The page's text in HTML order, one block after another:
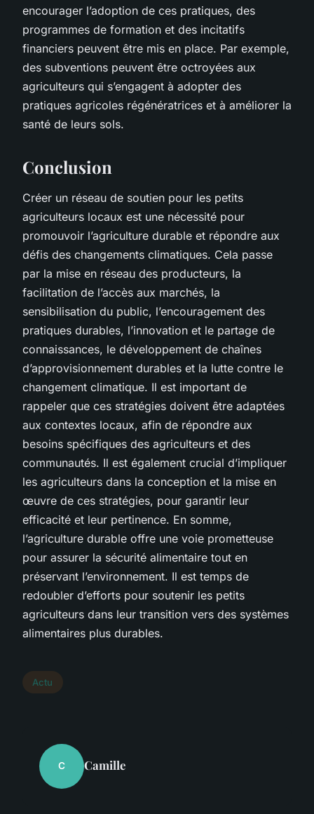
encourager l’adoption de ces pratiques, des
programmes de formation et des incitatifs
financiers peuvent être mis en place. Par exemple,
des subventions peuvent être octroyées aux
agriculteurs qui s’engagent à adopter des
pratiques agricoles régénératrices et à améliorer la
santé de leurs sols.
Conclusion
Créer un réseau de soutien pour les petits
agriculteurs locaux est une nécessité pour
promouvoir l’agriculture durable et répondre aux
défis des changements climatiques. Cela passe
par la mise en réseau des producteurs, la
facilitation de l’accès aux marchés, la
sensibilisation du public, l’encouragement des
pratiques durables, l’innovation et le partage de
connaissances, le développement de chaînes
d’approvisionnement durables et la lutte contre le
changement climatique. Il est important de
rappeler que ces stratégies doivent être adaptées
aux contextes locaux, afin de répondre aux
besoins spécifiques des agriculteurs et des
communautés. Il est également crucial d’impliquer
les agriculteurs dans la conception et la mise en
œuvre de ces stratégies, pour garantir leur
efficacité et leur pertinence. En somme,
l’agriculture durable offre une voie prometteuse
pour assurer la sécurité alimentaire tout en
préservant l’environnement. Il est temps de
redoubler d’efforts pour soutenir les petits
agriculteurs dans leur transition vers des systèmes
alimentaires plus durables.
Actu
C Camille